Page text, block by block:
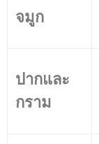
จมูก
ปากและ
กราม